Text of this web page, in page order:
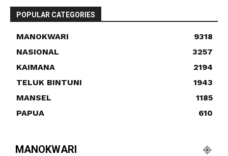
POPULAR CATEGORIES
MANOKWARI
9318
NASIONAL
3257
KAIMANA
2194
TELUK BINTUNI
1943
MANSEL
1185
PAPUA
610
MANOKWARI